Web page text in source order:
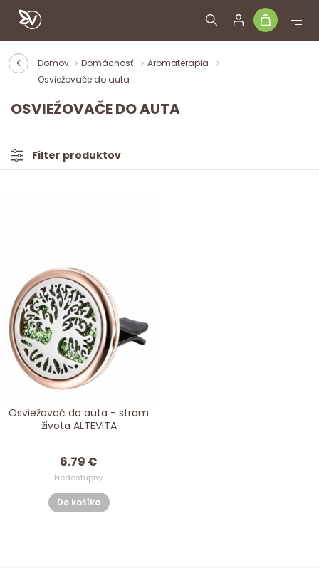
Domov Domácnosť
Aromaterapia
Osviežovače do auta
OSVIEŽOVAČE DO AUTA
Filter produktov
Osviežovač do auta - strom
života ALTEVITA
6.79 €
Nedostupný
Do košíka